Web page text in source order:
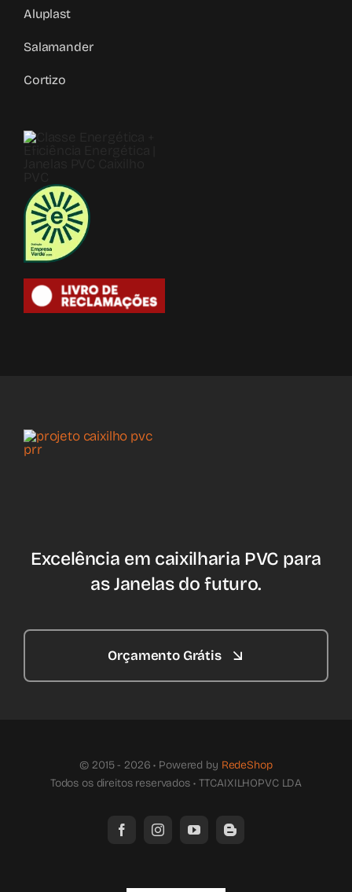
Aluplast
Salamander
Cortizo
Excelência em caixilharia PVC para
as Janelas do futuro.
Orçamento Grátis
© 2015 - 2026 • Powered by RedeShop
Todos os direitos reservados • TTCAIXILHOPVC LDA